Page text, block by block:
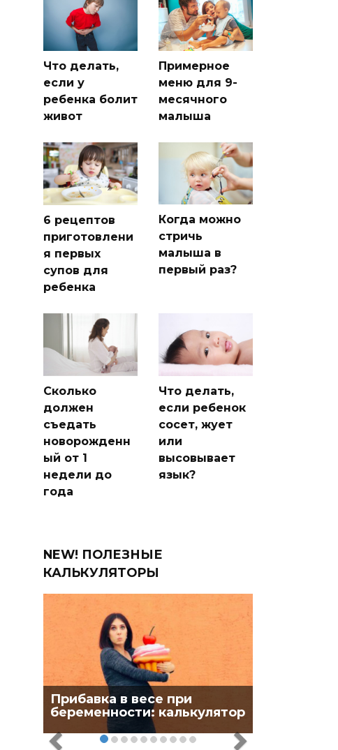
Что делать,
если у
ребенка болит
живот
Примерное
меню для 9-
месячного
малыша
6 рецептов
приготовлени
я первых
супов для
ребенка
Когда можно
стричь
малыша в
первый раз?
Сколько
должен
съедать
новорожденн
ый от 1
недели до
года
Что делать,
если ребенок
сосет, жует
или
высовывает
язык?
NEW! ПОЛЕЗНЫЕ
КАЛЬКУЛЯТОРЫ
Прибавка в весе при
беременности: калькулятор